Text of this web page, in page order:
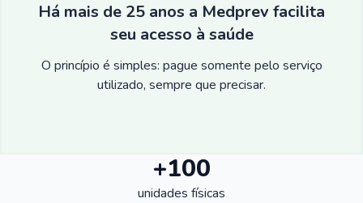
Há mais de 25 anos a Medprev facilita
seu acesso à saúde
O princípio é simples: pague somente pelo serviço
utilizado, sempre que precisar.
+100
unidades físicas